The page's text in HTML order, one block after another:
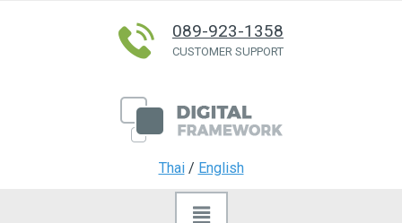
089-923-1358
CUSTOMER SUPPORT
Thai/ English